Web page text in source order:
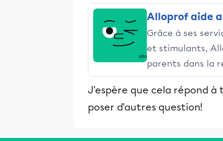
Alloprof aide
Grâce à ses
et stimulants,
parents dans la
J'espère que cela répond à
poser d'autres question!